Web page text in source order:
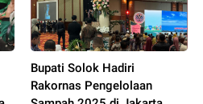
Bupati Solok Hadiri
Rakornas Pengelolaan